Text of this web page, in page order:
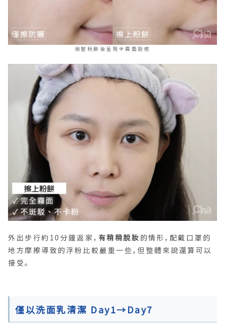
按壓粉餅後呈現全霧面妝感
外出步行約10分鐘返家， 有稍稍脫妝 的情形，配戴口罩的
地方摩擦導致的浮粉比較嚴重一些，但整體來說還算可以
接受。
僅以洗面乳清潔 Day1→Day7